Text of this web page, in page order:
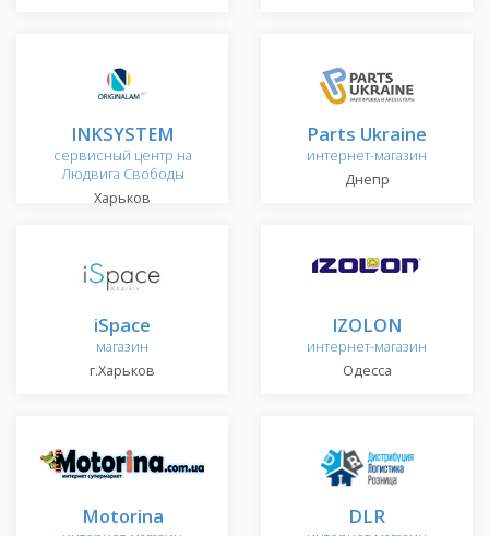
INKSYSTEM
сервисный центр на
Людвига Свободы
Харьков
Parts Ukraine
интернет-магазин
Днепр
iSpace
магазин
г.Харьков
IZOLON
интернет-магазин
Одесса
Motorina DLR